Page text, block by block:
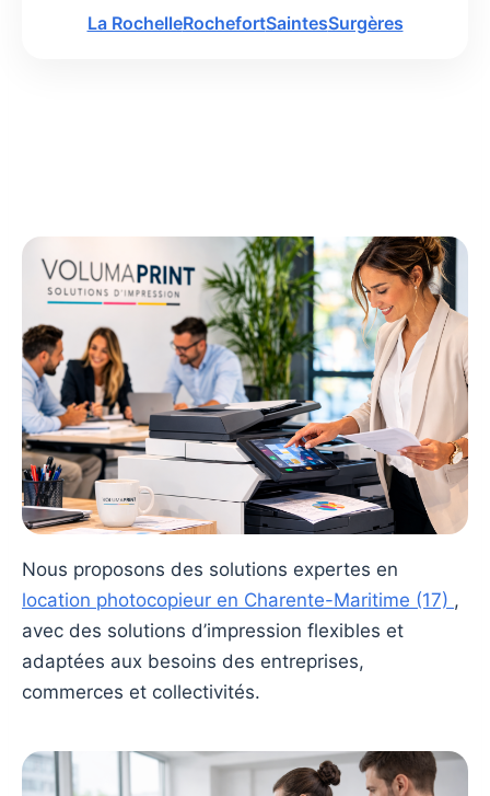
La RochelleRochefortSaintesSurgères
Nous proposons des solutions expertes en
location photocopieur en Charente-Maritime (17) ,
avec des solutions d’impression flexibles et
adaptées aux besoins des entreprises,
commerces et collectivités.